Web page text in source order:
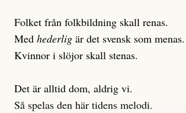
Folket från folkbildning skall renas.
Med hederlig är det svensk som menas.
Kvinnor i slöjor skall stenas.
Det är alltid dom, aldrig vi.
Så spelas den här tidens melodi.